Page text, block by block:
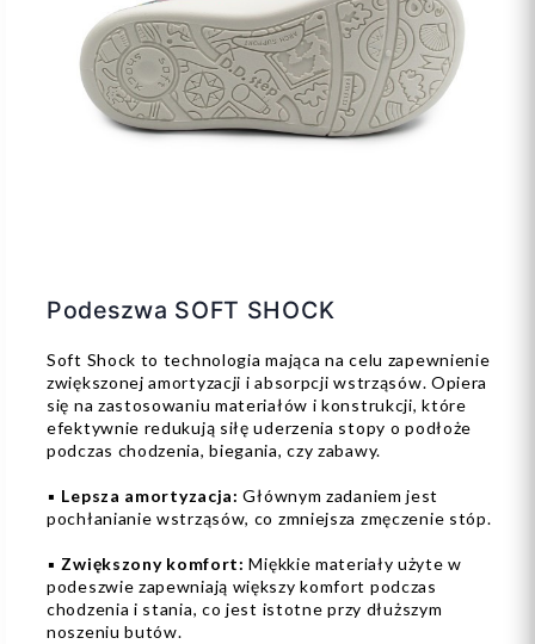
Podeszwa SOFT SHOCK
Soft Shock to technologia mająca na celu zapewnienie
zwiększonej amortyzacji i absorpcji wstrząsów. Opiera
się na zastosowaniu materiałów i konstrukcji, które
efektywnie redukują siłę uderzenia stopy o podłoże
podczas chodzenia, biegania, czy zabawy.
▪️ Lepsza amortyzacja: Głównym zadaniem jest
pochłanianie wstrząsów, co zmniejsza zmęczenie stóp.
▪️ Zwiększony komfort: Miękkie materiały użyte w
podeszwie zapewniają większy komfort podczas
chodzenia i stania, co jest istotne przy dłuższym
noszeniu butów.